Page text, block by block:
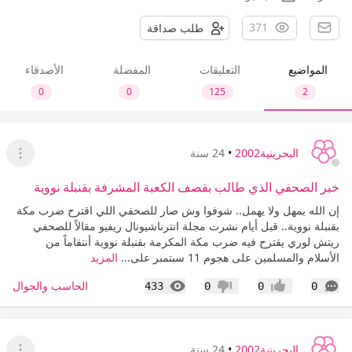
371 طلب صداقة
المواضيع
2
التعليقات
125
المفضلة
0
الأصدقاء
0
البحرينية2002 • 24 سنة
عرض
خبر الصحفي الذي طالب بقصف الكعبة المشرفة بقنبلة نووية
إن الله يمهل ولا يهمل.. شوفوا وش صار للصحفي اللي اقترح ضرب مكة
بقنبلة نووية.. قبل أيام نشرت مجلة انترناشيونال ريفيو مقالاً للصحفي
ريتش لوري يقترح فيه ضرب مكة المكرمة بقنبلة نووية أنتقاماً من
الأسلام والمسلمين على هجوم 11 سبتمبر على...
المزيد
0
التعليقات إعجاب0 عدم إعجاب
0
433
المشاهدات الحاسب والجوال